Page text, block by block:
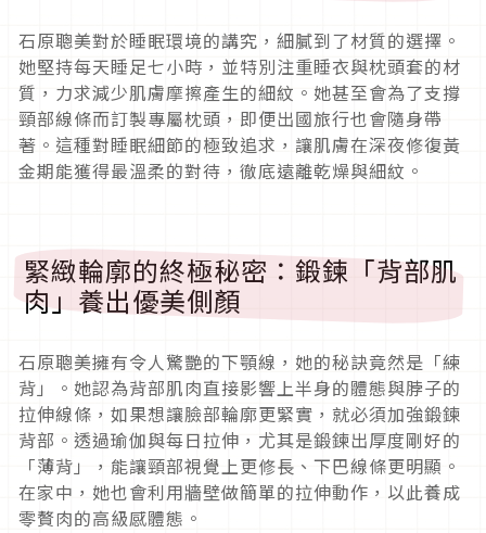
石原聰美對於睡眠環境的講究，細膩到了材質的選擇。
她堅持每天睡足七小時，並特別注重睡衣與枕頭套的材
質，力求減少肌膚摩擦產生的細紋。她甚至會為了支撐
頸部線條而訂製專屬枕頭，即便出國旅行也會隨身帶
著。這種對睡眠細節的極致追求，讓肌膚在深夜修復黃
金期能獲得最溫柔的對待，徹底遠離乾燥與細紋。
緊緻輪廓的終極秘密：鍛鍊「背部肌
肉」養出優美側顏
石原聰美擁有令人驚艷的下顎線，她的秘訣竟然是「練
背」。她認為背部肌肉直接影響上半身的體態與脖子的
拉伸線條，如果想讓臉部輪廓更緊實，就必須加強鍛鍊
背部。透過瑜伽與每日拉伸，尤其是鍛鍊出厚度剛好的
「薄背」，能讓頸部視覺上更修長、下巴線條更明顯。
在家中，她也會利用牆壁做簡單的拉伸動作，以此養成
零贅肉的高級感體態。